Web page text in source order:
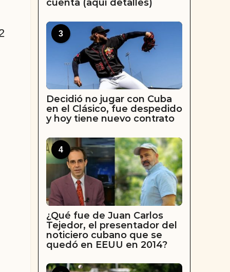
cuenta (aquí detalles)
3
Decidió no jugar con Cuba
en el Clásico, fue despedido
y hoy tiene nuevo contrato
4
¿Qué fue de Juan Carlos
Tejedor, el presentador del
noticiero cubano que se
quedó en EEUU en 2014?